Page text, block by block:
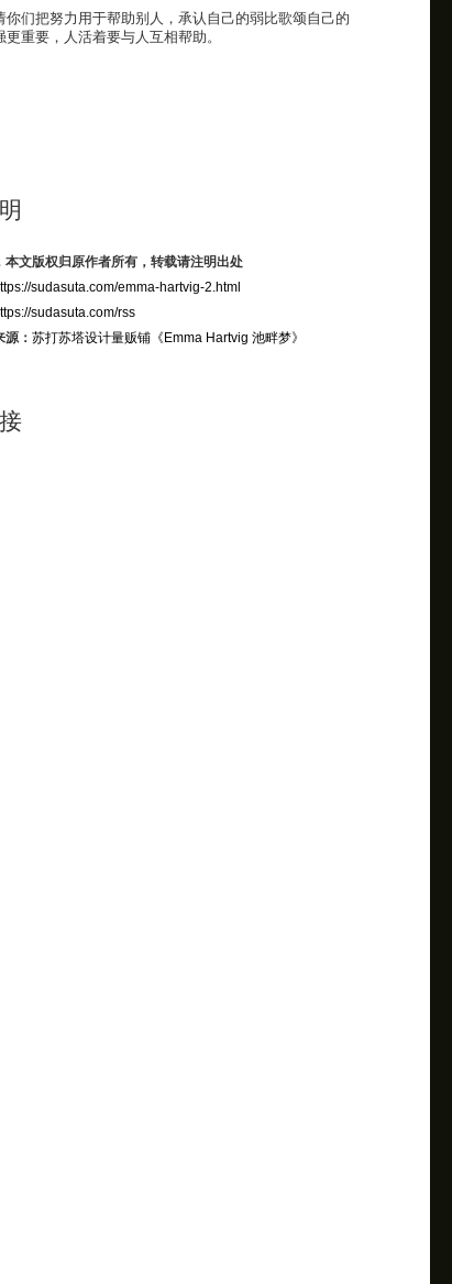
你们把努力用于帮助别人，承认自己的弱比歌颂自己的
更重要，人活着要与人互相帮助。
本文版权归原作者所有，转载请注明出处
sudasuta.com/emma-hartvig-2.html
sudasuta.com/rss
： 苏打苏塔设计量贩铺《Emma Hartvig 池畔梦》